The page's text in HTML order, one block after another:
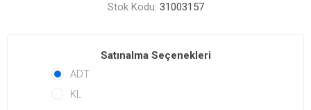
Stok Kodu: 31003157
Satınalma Seçenekleri
ADT
KL